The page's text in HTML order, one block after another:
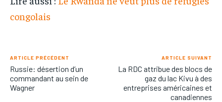
congolais
ARTICLE PRÉCÉDENT
Russie: désertion d’un
commandant au sein de
Wagner
ARTICLE SUIVANT
La RDC attribue des blocs de
gaz du lac Kivu à des
entreprises américaines et
canadiennes